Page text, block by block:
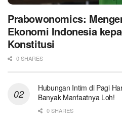
Prabowonomics:
Ekonomi Indonesia
Konstitusi
0 SHARES
Hubungan Intim di Pagi
Banyak Manfaatnya Loh!
0 SHARES